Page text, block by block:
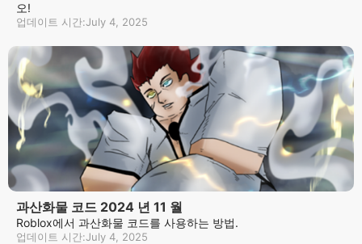
오!
업데이트 시간:July 4, 2025
과산화물 코드 2024 년 11 월
Roblox에서 과산화물 코드를 사용하는 방법.
업데이트 시간:July 4, 2025